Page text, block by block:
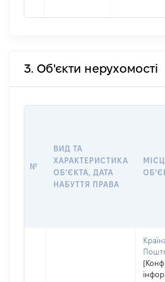
3. Об'єкти нерухомості
№
ВИД ТА
ХАРАКТЕРИСТИКА
ОБʼЄКТА, ДАТА
НАБУТТЯ ПРАВА